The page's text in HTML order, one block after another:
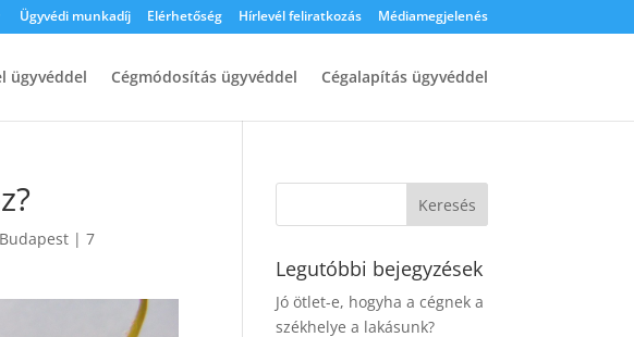
Ügyvédi munkadíj Elérhetőség Hírlevél feliratkozás Médiamegjelenés
ügyvéddel Cégmódosítás ügyvéddel Cégalapítás ügyvéddel
|7
Legutóbbi bejegyzések
Jó ötlet-e, hogyha a cégnek a
székhelye a lakásunk?